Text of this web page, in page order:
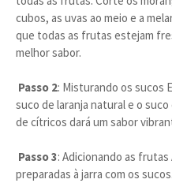
cubos, as uvas ao meio e a
que todas as frutas estejam
melhor sabor.
Passo 2: Misturando os sucos
suco de laranja natural e o
de cítricos dará um sabor
Passo 3: Adicionando as
preparadas à jarra com os